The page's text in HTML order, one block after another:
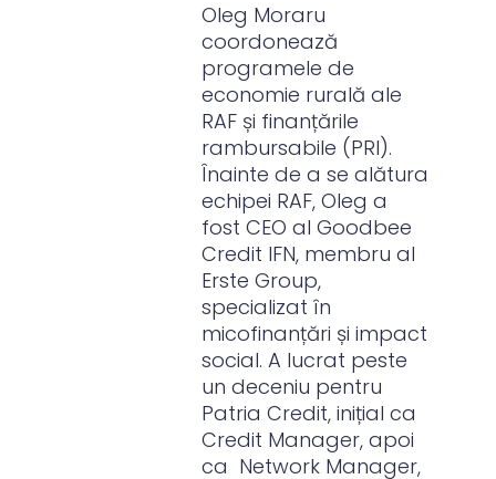
Oleg Moraru
coordonează
programele de
economie rurală ale
RAF și finanțările
rambursabile (PRI).
Înainte de a se alătura
echipei RAF, Oleg a
fost CEO al Goodbee
Credit IFN, membru al
Erste Group,
specializat în
micofinanțări și impact
social. A lucrat peste
un deceniu pentru
Patria Credit, inițial ca
Credit Manager, apoi
ca Network Manager,